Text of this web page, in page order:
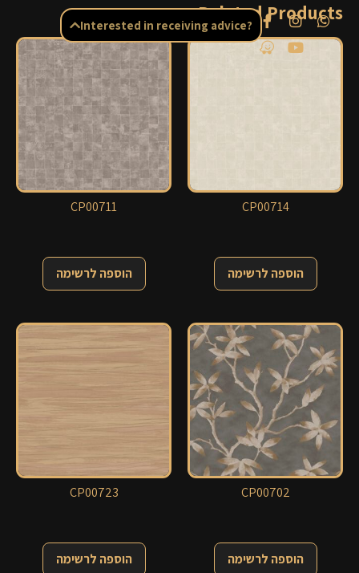
Related Products
CP00711
הוספה לרשימה
CP00714
הוספה לרשימה
CP00723
הוספה לרשימה
CP00702
הוספה לרשימה
Interested in receiving advice?